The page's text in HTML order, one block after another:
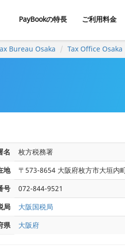
PayBookの特長 ご利用料金
Bureau Osaka Tax Office Osaka
名
枚方税務署
地
〒573-8654 大阪府枚方市大垣内
号
072-844-9521
局
大阪国税局
県
大阪府